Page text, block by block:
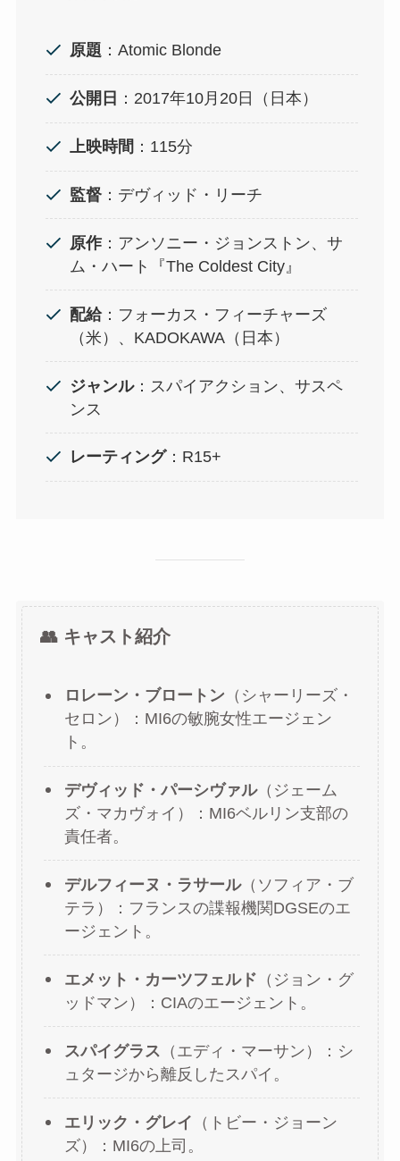
原題 ：Atomic Blonde
公開日 ：2017年10月20日（日本）
上映時間 ：115分
監督 ：デヴィッド・リーチ
原作 ：アンソニー・ジョンストン、サ
ム・ハート『The Coldest City』
配給：フォーカス・フィーチャーズ
（米）、KADOKAWA（日本）
ジャンル：スパイアクション、サスペ
ンス
レーティング：R15+
👥 キャスト紹介
ロレーン・ブロートン （シャーリーズ・
セロン）：MI6の敏腕女性エージェン
ト。
デヴィッド・パーシヴァル（ジェーム
ズ・マカヴォイ）：MI6ベルリン支部の
責任者。
デルフィーヌ・ラサール（ソフィア・ブ
テラ）：フランスの諜報機関DGSEのエ
ージェント。
エメット・カーツフェルド （ジョン・グ
ッドマン）：CIAのエージェント。
スパイグラス （エディ・マーサン）：シ
ュタージから離反したスパイ。
エリック・グレイ （トビー・ジョーン
ズ）：MI6の上司。